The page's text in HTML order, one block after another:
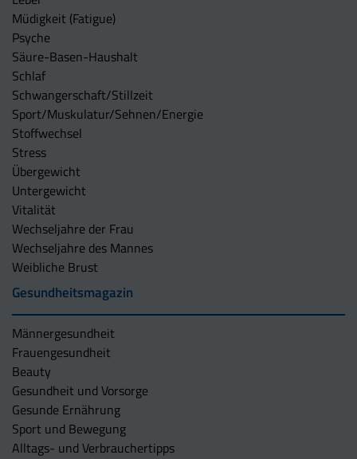
Müdigkeit (Fatigue)
Psyche
Säure-Basen-Haushalt
Schlaf
Schwangerschaft/Stillzeit
Sport/Muskulatur/Sehnen/Energie
Stoffwechsel
Stress
Übergewicht
Untergewicht
Vitalität
Wechseljahre der Frau
Wechseljahre des Mannes
Weibliche Brust
Gesundheitsmagazin
Männergesundheit
Frauengesundheit
Beauty
Gesundheit und Vorsorge
Gesunde Ernährung
Sport und Bewegung
Alltags- und Verbrauchertipps